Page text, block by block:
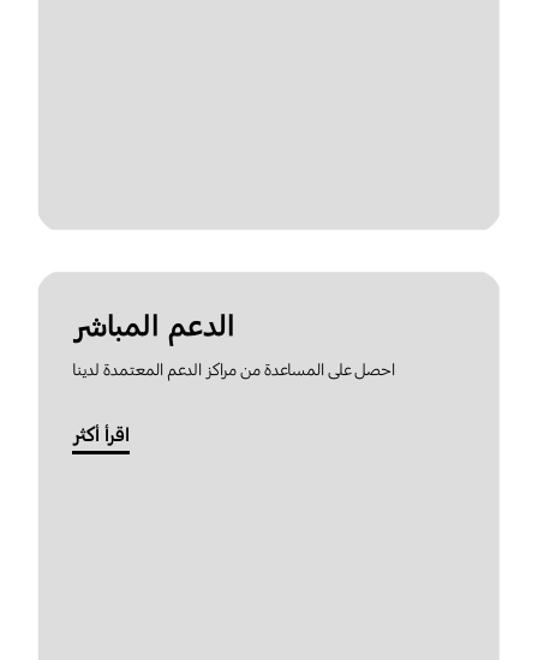
الدعم المباشر
احصل على المساعدة من مراكز الدعم المعتمدة لدينا
اقرأ أكثر